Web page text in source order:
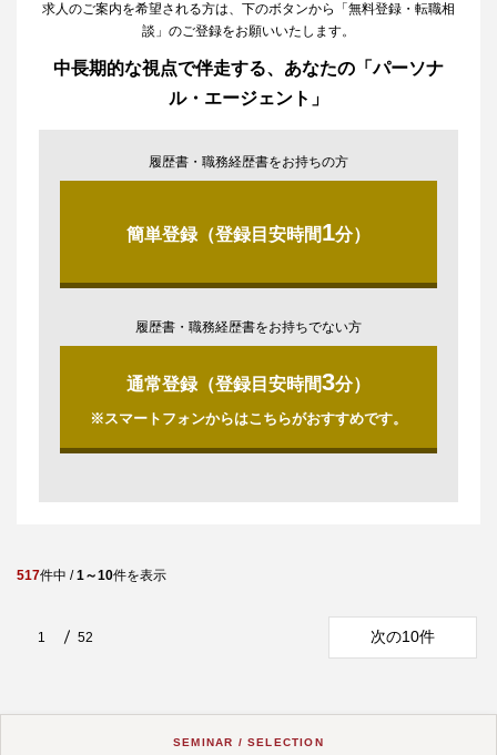
求人のご案内を希望される方は、下のボタンから「無料登録・転職相
談」のご登録をお願いいたします。
中長期的な視点で伴走する、あなたの「パーソナ
ル・エージェント」
履歴書・職務経歴書をお持ちの方
簡単登録（登録目安時間1分）
履歴書・職務経歴書をお持ちでない方
通常登録（登録目安時間3分）
※スマートフォンからはこちらがおすすめです。
517件中 /1～10件を表示
1 52 次の10件
SEMINAR / SELECTION